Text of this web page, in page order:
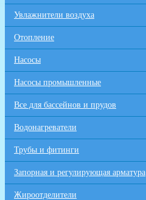
Увлажнители воздуха
Отопление
Насосы
Насосы промышленные
Все для бaссейнов и прудов
Водонагреватели
Трубы и фитинги
Запорная и регулирующая арматура
Жироотделители